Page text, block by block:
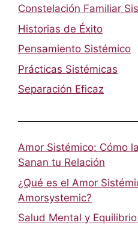
Constelación Familiar
Historias de Éxito
Pensamiento Sistémico
Prácticas Sistémicas
Separación Eficaz
Amor Sistémico: Cómo
Sanan tu Relación
¿Qué es el Amor
Amorsystemic?
Salud Mental y